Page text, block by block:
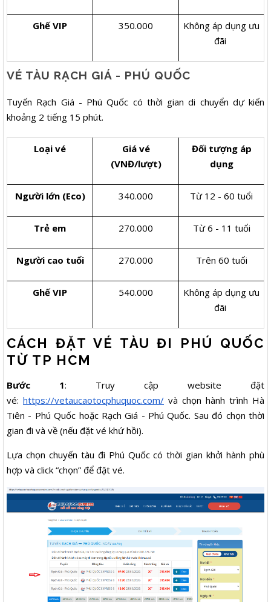
Ghế VIP 350.000
Không áp dụng ưu
đãi
VÉ TÀU RẠCH GIÁ - PHÚ QUỐC
Tuyến Rạch Giá - Phú Quốc có thời gian di chuyển dự kiến
khoảng 2 tiếng 15 phút.
Loại vé
Giá vé
(VNĐ/lượt)
Đối tượng áp
dụng
Người lớn (Eco) 340.000 Từ 12 - 60 tuổi
Trẻ em 270.000 Từ 6 - 11 tuổi
Người cao tuổi 270.000 Trên 60 tuổi
Ghế VIP 540.000
Không áp dụng ưu
đãi
CÁCH ĐẶT VÉ TÀU ĐI PHÚ QUỐC
TỪ TP HCM
Bước 1: Truy cập website đặt
vé: https://vetaucaotocphuquoc.com/ và chọn hành trình Hà
Tiên - Phú Quốc hoặc Rạch Giá - Phú Quốc. Sau đó chọn thời
gian đi và về (nếu đặt vé khứ hồi).
Lựa chọn chuyến tàu đi Phú Quốc có thời gian khởi hành phù
hợp và click “chọn” để đặt vé.